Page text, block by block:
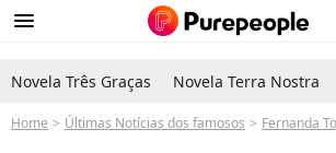
menu
Novela Três Graças Novela Terra Nostra
Home Últimas Notícias dos famosos Fernanda